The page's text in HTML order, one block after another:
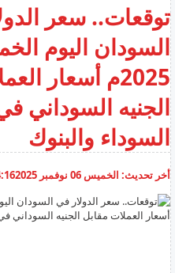
توقعات.. سعر
2025م أسعار
الجنيه السوداني
السوداء والبنوك
أخر تحديث: الخميس 06 نوفمبر 2025